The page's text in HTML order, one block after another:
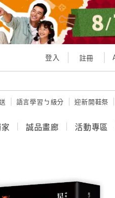
登入 註冊
語言學習ㄅ級分 迎新開鞋祭
誠品畫廊 活動專區